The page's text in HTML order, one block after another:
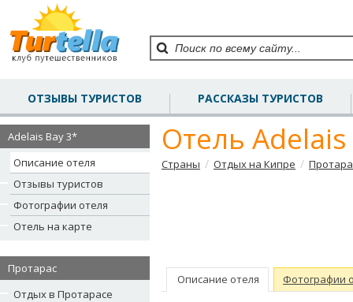
ОТЗЫВЫ ТУРИСТОВ РАССКАЗЫ ТУРИСТОВ
Adelais Bay 3*
Описание отеля
Отзывы туристов
Фотографии отеля
Отель на карте
Протарас
Отдых в Протарасе
Отель
Страны / Отдых на Кипре /
Описание отеля Фотографии